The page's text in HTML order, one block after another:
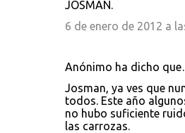
JOSMAN.
6 de enero de 2012 a
Anónimo ha dicho
Josman, ya ves que
todos. Este año
no hubo suficiente
las carrozas.